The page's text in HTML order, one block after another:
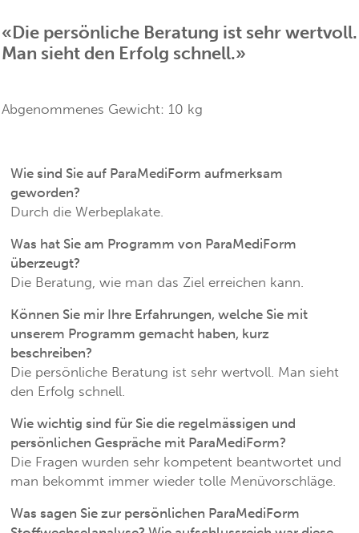
«Die persönliche Beratung ist sehr wertvoll.
Man sieht den Erfolg schnell.»
Abgenommenes Gewicht: 10 kg
Wie sind Sie auf ParaMediForm aufmerksam
geworden?
Durch die Werbeplakate.
Was hat Sie am Programm von ParaMediForm
überzeugt?
Die Beratung, wie man das Ziel erreichen kann.
Können Sie mir Ihre Erfahrungen, welche Sie mit
unserem Programm gemacht haben, kurz
beschreiben?
Die persönliche Beratung ist sehr wertvoll. Man sieht
den Erfolg schnell.
Wie wichtig sind für Sie die regelmässigen und
persönlichen Gespräche mit ParaMediForm?
Die Fragen wurden sehr kompetent beantwortet und
man bekommt immer wieder tolle Menüvorschläge.
Was sagen Sie zur persönlichen ParaMediForm